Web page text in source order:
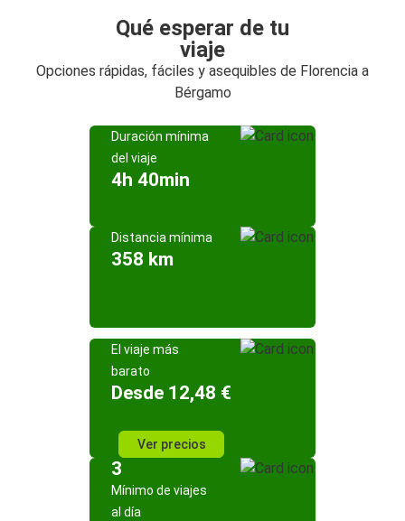
Qué esperar de tu
viaje
Opciones rápidas, fáciles y asequibles de Florencia a
Bérgamo
Duración mínima
del viaje
4h 40min
Distancia mínima
358 km
El viaje más
barato
Desde 12,48 €
Ver precios
3
Mínimo de viajes
al día